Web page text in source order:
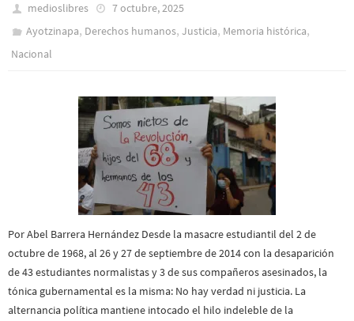
medioslibres
7 octubre, 2025
Ayotzinapa, Derechos humanos,Justicia, Memoria histórica,
Nacional
Por Abel Barrera Hernández Desde la masacre estudiantil del 2 de
octubre de 1968, al 26 y 27 de septiembre de 2014 con la desaparición
de 43 estudiantes normalistas y 3 de sus compañeros asesinados, la
tónica gubernamental es la misma: No hay verdad ni justicia. La
alternancia política mantiene intocado el hilo indeleble de la